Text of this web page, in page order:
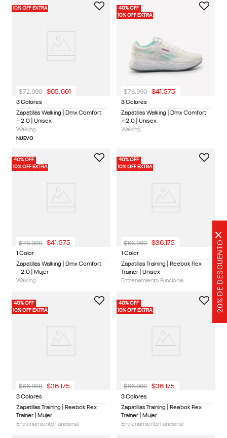
20% DE DESCUENTO
×
10% OFF EXTRA
3 Colores
Zapatillas Walking | Dmx Comfort
+ 2.0 | Unisex
Walking
NUEVO
$72.990 $65.691
40% OFF
10% OFF EXTRA
3 Colores
Zapatillas Walking | Dmx Comfort
+ 2.0 | Unisex
Walking
$76.990 $41 .575
40% OFF
10% OFF EXTRA
1 Color
Zapatillas Walking | Dmx Comfort
+ 2.0 | Mujer
Walking
$76.990 $41 .575
40% OFF
10% OFF EXTRA
1 Color
Zapatillas Training | Reebok Flex
Trainer | Unisex
Entrenamiento Funcional
$66.990 $36.175
40% OFF
10% OFF EXTRA
3 Colores
Zapatillas Training | Reebok Flex
Trainer | Mujer
Entrenamiento Funcional
$66.990 $36.175
40% OFF
10% OFF EXTRA
3 Colores
Zapatillas Training | Reebok Flex
Trainer | Mujer
Entrenamiento Funcional
$66.990 $36.175